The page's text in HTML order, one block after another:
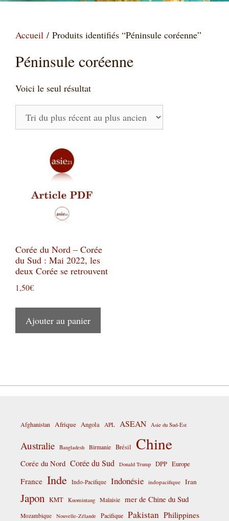
Accueil / Produits identifiés “Péninsule coréenne”
Péninsule coréenne
Voici le seul résultat
Corée du Nord – Corée
du Sud : Mai 2022, les
deux Corée se retrouvent
1,50€
Ajouter au panier
Afghanistan Afrique Angola APL ASEAN Asie du Sud-Est
Australie Bangladesh Birmanie Brésil Chine
Corée du Nord Corée du Sud Donald Trump DPP Europe
France Inde Indo-Pacifique Indonésie indopacifique Iran
Japon KMT Kuomintang Malaisie mer de Chine du Sud
Mozambique Nouvelle-Zélande Pacifique Pakistan Philippines